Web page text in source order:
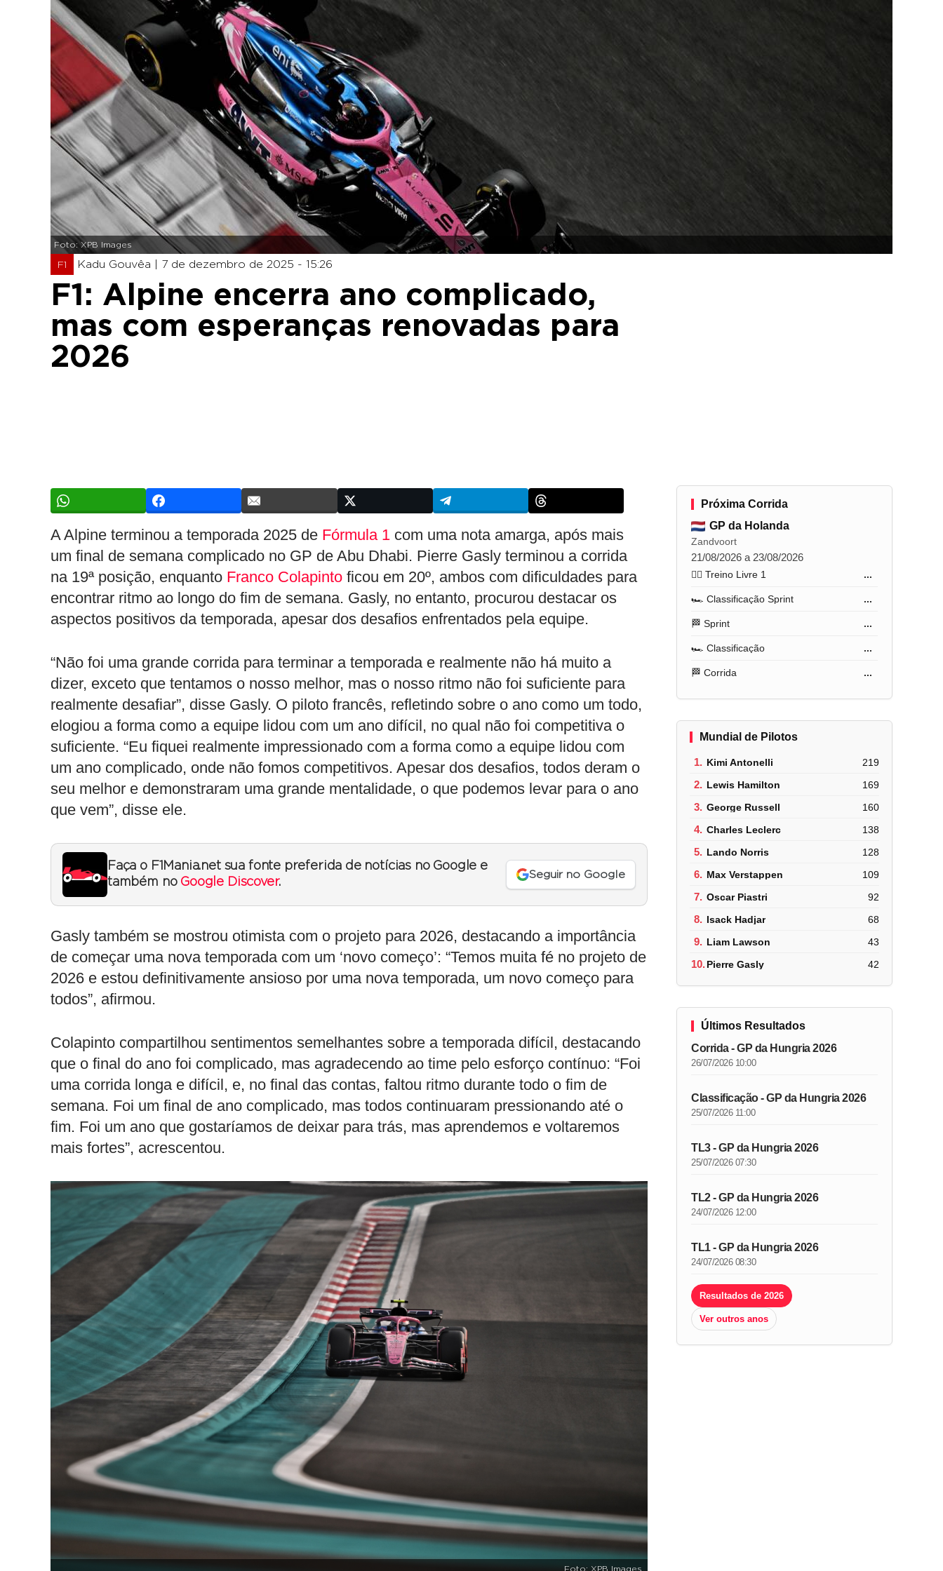
Foto: XPB Images
F1 Kadu Gouvêa | 7 de dezembro de 2025 - 15:26
F1: Alpine encerra ano complicado,
mas com esperanças renovadas para
2026
A Alpine terminou a temporada 2025 de Fórmula 1 com uma nota amarga, após mais
um final de semana complicado no GP de Abu Dhabi. Pierre Gasly terminou a corrida
na 19ª posição, enquanto Franco Colapinto ficou em 20º, ambos com dificuldades para
encontrar ritmo ao longo do fim de semana. Gasly, no entanto, procurou destacar os
aspectos positivos da temporada, apesar dos desafios enfrentados pela equipe.
“Não foi uma grande corrida para terminar a temporada e realmente não há muito a
dizer, exceto que tentamos o nosso melhor, mas o nosso ritmo não foi suficiente para
realmente desafiar”, disse Gasly. O piloto francês, refletindo sobre o ano como um todo,
elogiou a forma como a equipe lidou com um ano difícil, no qual não foi competitiva o
suficiente. “Eu fiquei realmente impressionado com a forma como a equipe lidou com
um ano complicado, onde não fomos competitivos. Apesar dos desafios, todos deram o
seu melhor e demonstraram uma grande mentalidade, o que podemos levar para o ano
que vem”, disse ele.
Faça o F1Mania.net sua fonte preferida de notícias no Google e
também no Google Discover.
Seguir no Google
Gasly também se mostrou otimista com o projeto para 2026, destacando a importância
de começar uma nova temporada com um ‘novo começo’: “Temos muita fé no projeto de
2026 e estou definitivamente ansioso por uma nova temporada, um novo começo para
todos”, afirmou.
Colapinto compartilhou sentimentos semelhantes sobre a temporada difícil, destacando
que o final do ano foi complicado, mas agradecendo ao time pelo esforço contínuo: “Foi
uma corrida longa e difícil, e, no final das contas, faltou ritmo durante todo o fim de
semana. Foi um final de ano complicado, mas todos continuaram pressionando até o
fim. Foi um ano que gostaríamos de deixar para trás, mas aprendemos e voltaremos
mais fortes”, acrescentou.
Foto: XPB Images
Próxima Corrida
GP da Holanda
Zandvoort
21/08/2026 a 23/08/2026
🏋️‍♂️ Treino Livre 1 ...
🏎️ Classificação Sprint ...
🏁 Sprint ...
🏎️ Classificação ...
🏁 Corrida ...
Mundial de Pilotos
1. Kimi Antonelli 219
2. Lewis Hamilton 169
3. George Russell 160
4. Charles Leclerc 138
5. Lando Norris 128
6. Max Verstappen 109
7. Oscar Piastri 92
8. Isack Hadjar 68
9. Liam Lawson 43
10.Pierre Gasly 42
Últimos Resultados
Corrida - GP da Hungria 2026
26/07/2026 10:00
Classificação - GP da Hungria 2026
25/07/2026 11:00
TL3 - GP da Hungria 2026
25/07/2026 07:30
TL2 - GP da Hungria 2026
24/07/2026 12:00
TL1 - GP da Hungria 2026
24/07/2026 08:30
Resultados de 2026
Ver outros anos